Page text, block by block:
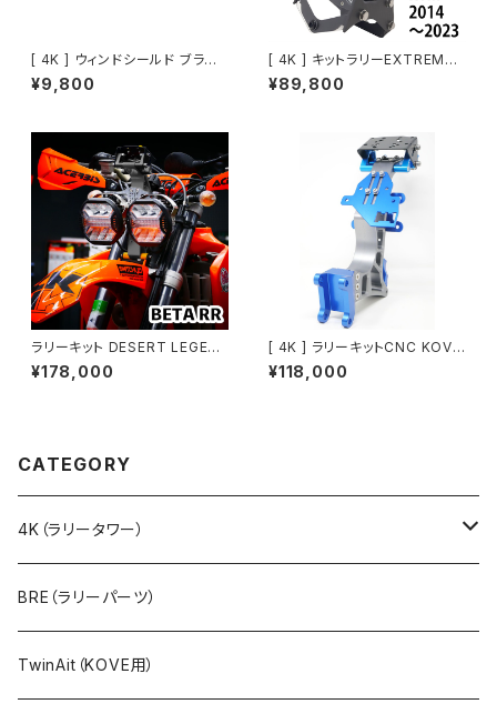
[ 4K ] ウィンドシールド ブラケッ
トキット
¥9,800
[ 4K ] キットラリーEXTREME [
KTM・Husq・GASGAS EDマシ
ン ～2023 ]
¥89,800
ラリーキット DESERT LEGEN
D｜BETA RR
¥178,000
[ 4K ] ラリーキットCNC KOVE
450RALLY
¥118,000
CATEGORY
4K（ラリータワー）
ラリーキット（ステムマウント）
アルミ製
ラリーキットPRO（フレームマウント）
BRE（ラリーパーツ）
TwinAit（KOVE用）